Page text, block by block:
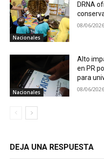
Nacionales
DRNA
08/06/2026
Nacionales
Alto
en PR
para
08/06/2026
DEJA UNA RESPUESTA